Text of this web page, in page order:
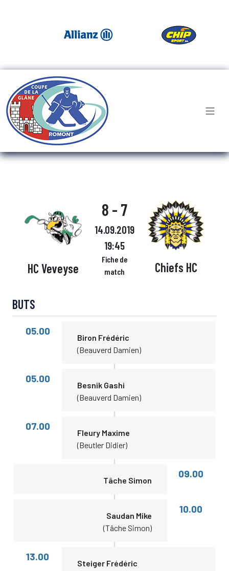
HC Veveyse
8 - 7
14.09.2019
19:45
Fiche de
match
Chiefs HC
BUTS
05.00
Biron Frédéric
(Beauverd Damien)
05.00
Besnik Gashi
(Beauverd Damien)
07.00
Fleury Maxime
(Beutler Didier)
Tâche Simon
09.00
Saudan Mike
(Tâche Simon)
10.00
13.00
Steiger Frédéric